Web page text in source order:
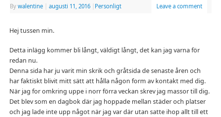
By walentine augusti 11, 2016 Personligt Leave a comment
Hej tussen min.
Detta inlägg kommer bli långt, väldigt långt, det kan jag varna för
redan nu.
Denna sida har ju varit min skrik och gråtsida de senaste åren och
har faktiskt blivit mitt sätt att hålla någon form av kontakt med dig.
När jag for omkring uppe i norr förra veckan skrev jag massor till dig.
Det blev som en dagbok där jag hoppade mellan städer och platser
och jag lade inte upp något när jag var där utan satte ihop allt till ett